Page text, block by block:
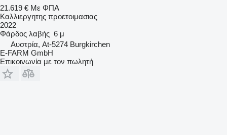
21.619 € Με ΦΠΑ
Καλλιεργητης προετοιμασιας
2022
Φάρδος λαβής 6 μ
Αυστρία, At-5274 Burgkirchen
E-FARM GmbH
Επικοινωνία με τον πωλητή